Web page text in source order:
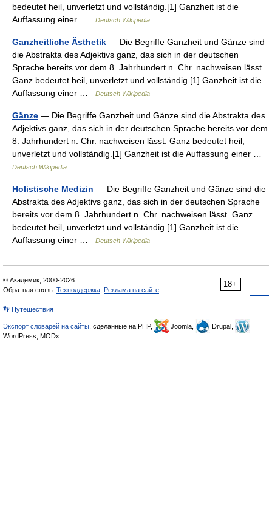
bedeutet heil, unverletzt und vollständig.[1] Ganzheit ist die
Auffassung einer …
Deutsch Wikipedia
Ganzheitliche Ästhetik — Die Begriffe Ganzheit und Gänze sind
die Abstrakta des Adjektivs ganz, das sich in der deutschen
Sprache bereits vor dem 8. Jahrhundert n. Chr. nachweisen lässt.
Ganz bedeutet heil, unverletzt und vollständig.[1] Ganzheit ist die
Auffassung einer …
Deutsch Wikipedia
Gänze — Die Begriffe Ganzheit und Gänze sind die Abstrakta des
Adjektivs ganz, das sich in der deutschen Sprache bereits vor dem
8. Jahrhundert n. Chr. nachweisen lässt. Ganz bedeutet heil,
unverletzt und vollständig.[1] Ganzheit ist die Auffassung einer …
Deutsch Wikipedia
Holistische Medizin — Die Begriffe Ganzheit und Gänze sind die
Abstrakta des Adjektivs ganz, das sich in der deutschen Sprache
bereits vor dem 8. Jahrhundert n. Chr. nachweisen lässt. Ganz
bedeutet heil, unverletzt und vollständig.[1] Ganzheit ist die
Auffassung einer …
Deutsch Wikipedia
18+
© Академик, 2000-2026
Обратная связь: Техподдержка Реклама на сайте
👣 Путешествия
Экспорт словарей на сайты , сделанные на PHP, Joomla,
Drupal,
WordPress, MODx.